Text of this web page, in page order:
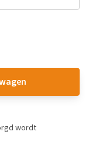
wordt